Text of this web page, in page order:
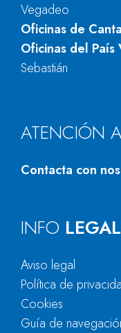
Vegadeo
Oficinas de
Oficinas del País
Sebastián
ATENCIÓN
Contacta con
INFO LEGAL
Aviso legal
Política de
Cookies
Guía de